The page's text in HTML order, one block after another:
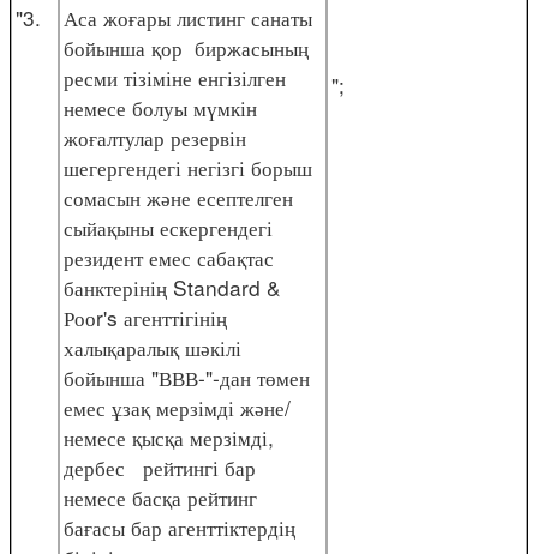
"3.
Аса жоғары листинг санаты
бойынша қор биржасының
ресми тізіміне енгізілген
немесе болуы мүмкін
жоғалтулар резервін
шегергендегі негізгі борыш
сомасын және есептелген
сыйақыны ескергендегі
резидент емес сабақтас
банктерінің Standard &
Рооr's агенттігінің
халықаралық шәкілі
бойынша "ВВВ-"-дан төмен
емес ұзақ мерзімді және/
немесе қысқа мерзімді,
дербес рейтингі бар
немесе басқа рейтинг
бағасы бар агенттіктердің
";